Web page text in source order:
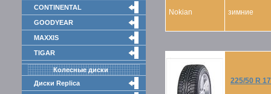
CONTINENTAL
GOODYEAR
MAXXIS
TIGAR
Колесные диски
Диски Replica
Nokian зимние
225/50 R